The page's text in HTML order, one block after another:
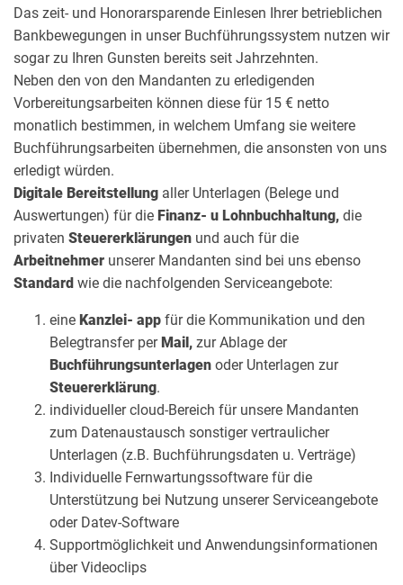
Das zeit- und Honorarsparende Einlesen Ihrer betrieblichen
Bankbewegungen in unser Buchführungssystem nutzen wir
sogar zu Ihren Gunsten bereits seit Jahrzehnten.
Neben den von den Mandanten zu erledigenden
Vorbereitungsarbeiten können diese für 15 € netto
monatlich bestimmen, in welchem Umfang sie weitere
Buchführungsarbeiten übernehmen, die ansonsten von uns
erledigt würden.
Digitale Bereitstellung aller Unterlagen (Belege und
Auswertungen) für die Finanz- u Lohnbuchhaltung, die
privaten Steuererklärungen und auch für die
Arbeitnehmer unserer Mandanten sind bei uns ebenso
Standard wie die nachfolgenden Serviceangebote:
eine Kanzlei- app für die Kommunikation und den
Belegtransfer perMail, zur Ablage der
Buchführungsunterlagen oder Unterlagen zur
Steuererklärung.
individueller cloud-Bereich für unsere Mandanten
zum Datenaustausch sonstiger vertraulicher
Unterlagen (z.B. Buchführungsdaten u. Verträge)
Individuelle Fernwartungssoftware für die
Unterstützung bei Nutzung unserer Serviceangebote
oder Datev-Software
Supportmöglichkeit und Anwendungsinformationen
über Videoclips